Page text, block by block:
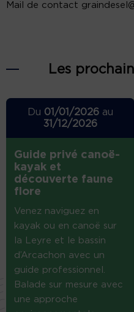
Mail de contact
Les
Du 01/01/2026au
31/12/2026
Guide privé canoë-
kayak et
découverte faune
flore
Venez naviguez en
kayak ou en canoë sur
la Leyre et le bassin
d’Arcachon avec un
guide professionnel.
Balade sur mesure avec
une approche